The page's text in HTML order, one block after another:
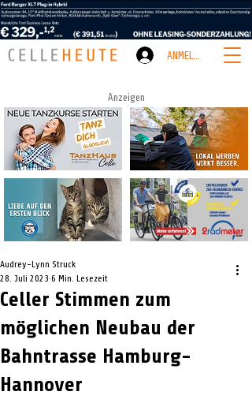
ANMELDEN
Anzeigen
Celler Stimmen zum
möglichen Neubau der
Bahntrasse Hamburg-
Hannover
Audrey-Lynn Struck
28. Juli 2023 6 Min. Lesezeit